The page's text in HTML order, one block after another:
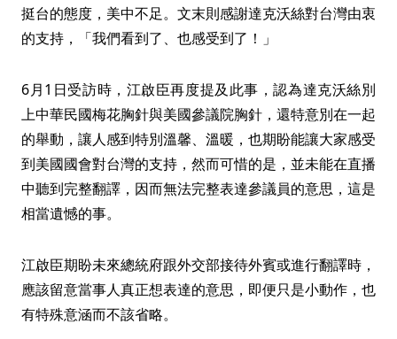
挺台的態度，美中不足。文末則感謝達克沃絲對台灣由衷
的支持，「我們看到了、也感受到了！」
6月1日受訪時，江啟臣再度提及此事，認為達克沃絲別
上中華民國梅花胸針與美國參議院胸針，還特意別在一起
的舉動，讓人感到特別溫馨、溫暖，也期盼能讓大家感受
到美國國會對台灣的支持，然而可惜的是，並未能在直播
中聽到完整翻譯，因而無法完整表達參議員的意思，這是
相當遺憾的事。
江啟臣期盼未來總統府跟外交部接待外賓或進行翻譯時，
應該留意當事人真正想表達的意思，即便只是小動作，也
有特殊意涵而不該省略。